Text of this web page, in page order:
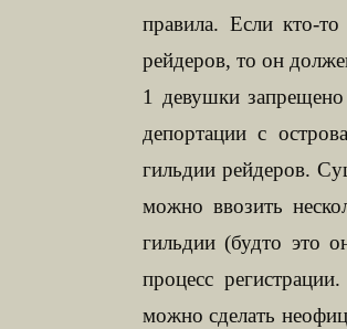
правила. Если кто-
рейдеров, то он
1 девушки
депортации с
гильдии рейдеров.
можно ввозить
гильдии (будто это
процесс
можно сделать